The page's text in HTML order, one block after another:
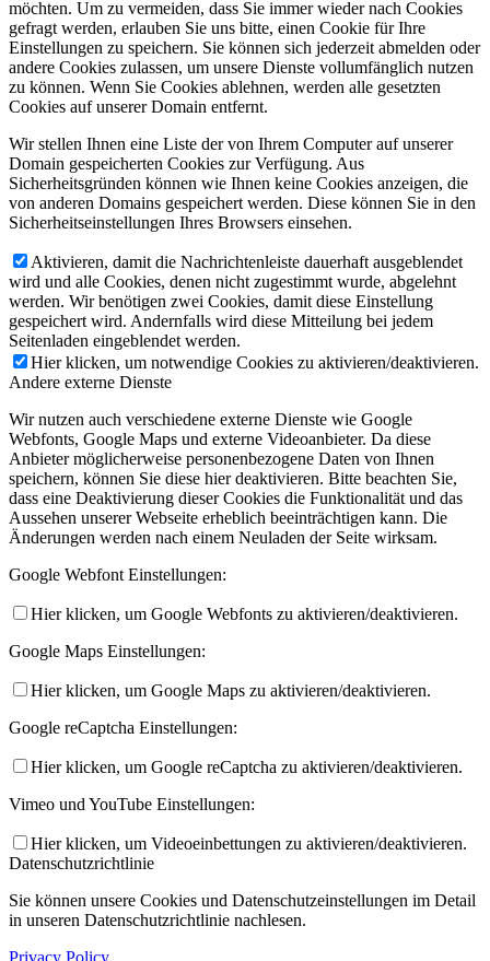
möchten. Um zu vermeiden, dass Sie immer wieder nach Cookies
gefragt werden, erlauben Sie uns bitte, einen Cookie für Ihre
Einstellungen zu speichern. Sie können sich jederzeit abmelden oder
andere Cookies zulassen, um unsere Dienste vollumfänglich nutzen
zu können. Wenn Sie Cookies ablehnen, werden alle gesetzten
Cookies auf unserer Domain entfernt.
Wir stellen Ihnen eine Liste der von Ihrem Computer auf unserer
Domain gespeicherten Cookies zur Verfügung. Aus
Sicherheitsgründen können wie Ihnen keine Cookies anzeigen, die
von anderen Domains gespeichert werden. Diese können Sie in den
Sicherheitseinstellungen Ihres Browsers einsehen.
Aktivieren, damit die Nachrichtenleiste dauerhaft ausgeblendet
wird und alle Cookies, denen nicht zugestimmt wurde, abgelehnt
werden. Wir benötigen zwei Cookies, damit diese Einstellung
gespeichert wird. Andernfalls wird diese Mitteilung bei jedem
Seitenladen eingeblendet werden.
Hier klicken, um notwendige Cookies zu aktivieren/deaktivieren.
Andere externe Dienste
Wir nutzen auch verschiedene externe Dienste wie Google
Webfonts, Google Maps und externe Videoanbieter. Da diese
Anbieter möglicherweise personenbezogene Daten von Ihnen
speichern, können Sie diese hier deaktivieren. Bitte beachten Sie,
dass eine Deaktivierung dieser Cookies die Funktionalität und das
Aussehen unserer Webseite erheblich beeinträchtigen kann. Die
Änderungen werden nach einem Neuladen der Seite wirksam.
Google Webfont Einstellungen:
Hier klicken, um Google Webfonts zu aktivieren/deaktivieren.
Google Maps Einstellungen:
Hier klicken, um Google Maps zu aktivieren/deaktivieren.
Google reCaptcha Einstellungen:
Hier klicken, um Google reCaptcha zu aktivieren/deaktivieren.
Vimeo und YouTube Einstellungen:
Hier klicken, um Videoeinbettungen zu aktivieren/deaktivieren.
Datenschutzrichtlinie
Sie können unsere Cookies und Datenschutzeinstellungen im Detail
in unseren Datenschutzrichtlinie nachlesen.